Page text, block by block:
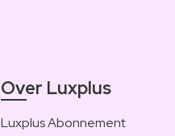
Over Luxplus
Luxplus Abonnement